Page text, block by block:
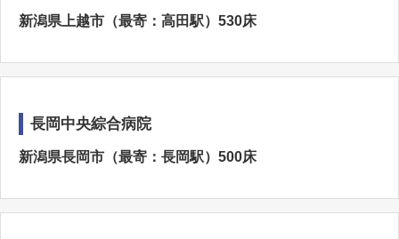
新潟県上越市（最寄：高田駅）530床
長岡中央綜合病院
新潟県長岡市（最寄：長岡駅）500床